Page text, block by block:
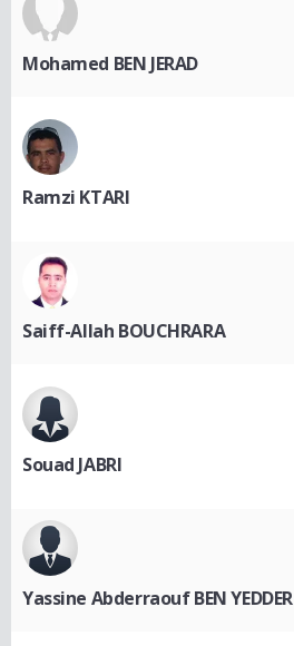
Mohamed BEN JERAD
Ramzi KTARI
Saiff-Allah BOUCHRARA
Souad JABRI
Yassine Abderraouf BEN YEDDER